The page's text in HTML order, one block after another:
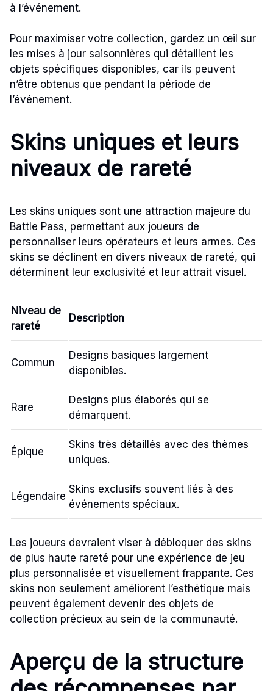
à l’événement.
Pour maximiser votre collection, gardez un œil sur
les mises à jour saisonnières qui détaillent les
objets spécifiques disponibles, car ils peuvent
n’être obtenus que pendant la période de
l’événement.
Skins uniques et leurs
niveaux de rareté
Les skins uniques sont une attraction majeure du
Battle Pass, permettant aux joueurs de
personnaliser leurs opérateurs et leurs armes. Ces
skins se déclinent en divers niveaux de rareté, qui
déterminent leur exclusivité et leur attrait visuel.
Niveau de
rareté
Description
Commun
Designs basiques largement
disponibles.
Rare
Designs plus élaborés qui se
démarquent.
Épique
Skins très détaillés avec des thèmes
uniques.
Légendaire
Skins exclusifs souvent liés à des
événements spéciaux.
Les joueurs devraient viser à débloquer des skins
de plus haute rareté pour une expérience de jeu
plus personnalisée et visuellement frappante. Ces
skins non seulement améliorent l’esthétique mais
peuvent également devenir des objets de
collection précieux au sein de la communauté.
Aperçu de la structure